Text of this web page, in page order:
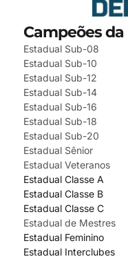
Campeões da
Estadual Sub-08
Estadual Sub-10
Estadual Sub-12
Estadual Sub-14
Estadual Sub-16
Estadual Sub-18
Estadual Sub-20
Estadual Sênior
Estadual Veteranos
Estadual Classe A
Estadual Classe B
Estadual Classe C
Estadual de Mestres
Estadual Feminino
Estadual Interclubes